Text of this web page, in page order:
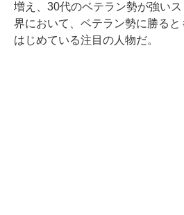
増え、30代のベテラン勢が強い
界において、ベテラン勢に勝る
はじめている注目の人物だ。